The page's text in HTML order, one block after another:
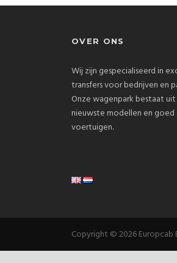
OVER ONS
Wij zijn gespecialiseerd in
transfers voor bedrijven en
Onze wagenpark bestaat
nieuwste modellen en
voertuigen.
Copyright © 2026